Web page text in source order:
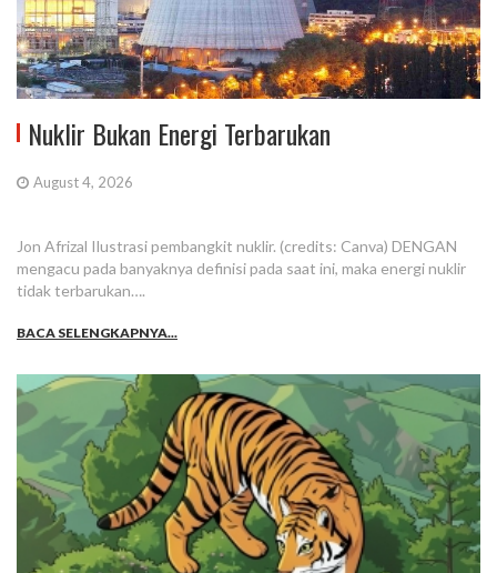
Nuklir Bukan Energi Terbarukan
August 4, 2026
Jon Afrizal Ilustrasi pembangkit nuklir. (credits: Canva) DENGAN
mengacu pada banyaknya definisi pada saat ini, maka energi nuklir
tidak terbarukan….
BACA SELENGKAPNYA...